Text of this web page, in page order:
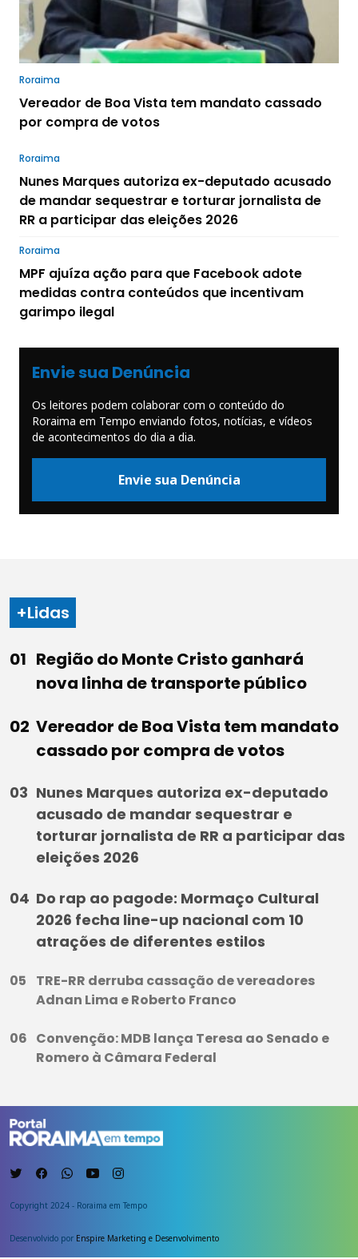
Roraima
Vereador de Boa Vista tem mandato cassado
por compra de votos
Roraima
Nunes Marques autoriza ex-deputado acusado
de mandar sequestrar e torturar jornalista de
RR a participar das eleições 2026
Roraima
MPF ajuíza ação para que Facebook adote
medidas contra conteúdos que incentivam
garimpo ilegal
Envie sua Denúncia
Os leitores podem colaborar com o conteúdo do
Roraima em Tempo enviando fotos, notícias, e vídeos
de acontecimentos do dia a dia.
Envie sua Denúncia
+Lidas
Região do Monte Cristo ganhará
nova linha de transporte público
Vereador de Boa Vista tem mandato
cassado por compra de votos
Nunes Marques autoriza ex-deputado
acusado de mandar sequestrar e
torturar jornalista de RR a participar das
eleições 2026
Do rap ao pagode: Mormaço Cultural
2026 fecha line-up nacional com 10
atrações de diferentes estilos
TRE-RR derruba cassação de vereadores
Adnan Lima e Roberto Franco
Convenção: MDB lança Teresa ao Senado e
Romero à Câmara Federal
Copyright 2024 - Roraima em Tempo
Desenvolvido por Enspire Marketing e Desenvolvimento